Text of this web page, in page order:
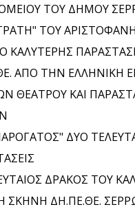
ΤΟΥ ΔΗΜΟΥ
ΤΟΥ
ΚΑΛΥΤΕΡΗΣ
ΑΠΟ ΤΗΝ ΕΛΛΗΝΙΚΗ
ΘΕΑΤΡΟΥ ΚΑΙ
ΔΥΟ
ΔΡΑΚΟΣ ΤΟΥ
ΣΚΗΝΗ ΔΗ.ΠΕ.ΘΕ.